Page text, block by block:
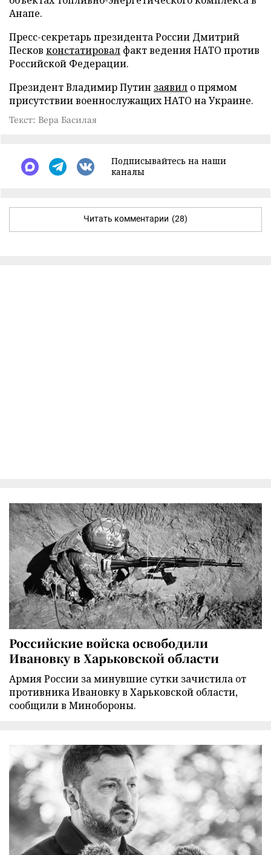
Анапе.
Пресс-секретарь президента России Дмитрий
Песков констатировал факт ведения НАТО против
Российской Федерации.
Президент Владимир Путин заявил о прямом
присутствии военнослужащих НАТО на Украине.
Текст: Вера Басилая
Подписывайтесь на наши
каналы
Читать комментарии (28)
Российские войска освободили
Ивановку в Харьковской области
Армия России за минувшие сутки зачистила от
противника Ивановку в Харьковской области,
сообщили в Минобороны.